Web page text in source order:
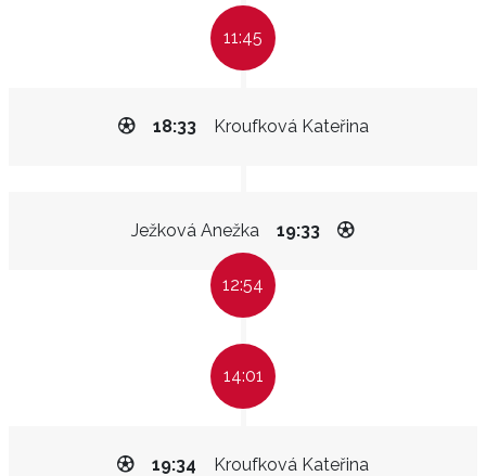
11:45
Kroufková Kateřina
18:33
Ježková Anežka 19:33
12:54
14:01
Kroufková Kateřina
19:34